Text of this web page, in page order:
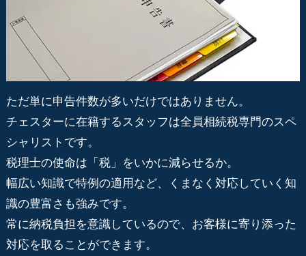
ただ単に申告件数が多いだけではありません。
チェスターに在籍するスタッフは全員相続税専門のスペ
シャリストです。
税理士の使命は「税」をいかに減らせるか。
幅広い知識で特例の適用など、くまなく対応していく知
識の豊富さも強みです。
常に納税負担を意識しているので、お客様に寄り添った
対応を取ることができます。